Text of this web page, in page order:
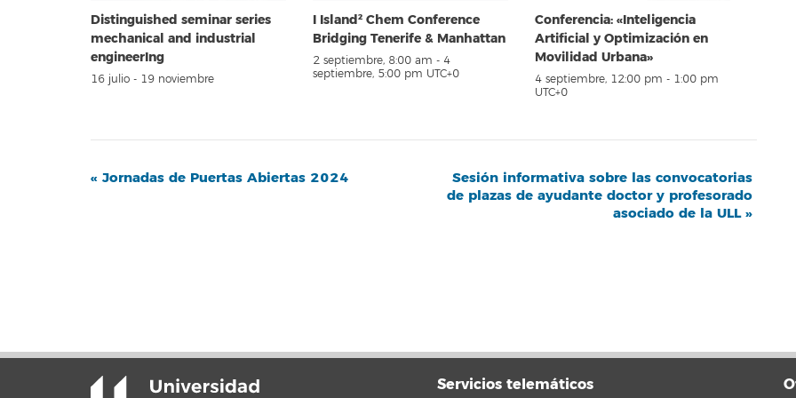
Distinguished seminar series
mechanical and industrial
engineerIng
16 julio - 19 noviembre
I Island² Chem Conference
Bridging Tenerife & Manhattan
2 septiembre, 8:00 am - 4
septiembre, 5:00 pm UTC+0
Conferencia: «Inteligencia
Artificial y Optimización en
Movilidad Urbana»
4 septiembre, 12:00 pm - 1:00 pm
UTC+0
Navegación
« Jornadas de Puertas Abiertas 2024
Sesión informativa sobre las convocatorias
de plazas de ayudante doctor y profesorado
asociado de la ULL »
Servicios telemáticos